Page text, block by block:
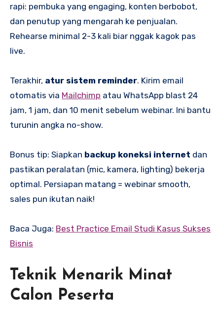
rapi: pembuka yang engaging, konten berbobot,
dan penutup yang mengarah ke penjualan.
Rehearse minimal 2-3 kali biar nggak kagok pas
live.
Terakhir, atur sistem reminder. Kirim email
otomatis via Mailchimp atau WhatsApp blast 24
jam, 1 jam, dan 10 menit sebelum webinar. Ini bantu
turunin angka no-show.
Bonus tip: Siapkan backup koneksi internet dan
pastikan peralatan (mic, kamera, lighting) bekerja
optimal. Persiapan matang = webinar smooth,
sales pun ikutan naik!
Baca Juga: Best Practice Email Studi Kasus Sukses
Bisnis
Teknik Menarik Minat
Calon Peserta